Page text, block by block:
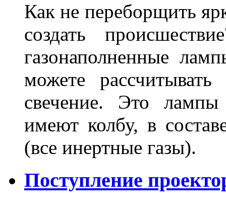
Как не переборщить
создать
газонаполненные
можете
свечение. Это
имеют колбу, в
(все инертные газы).
Поступление